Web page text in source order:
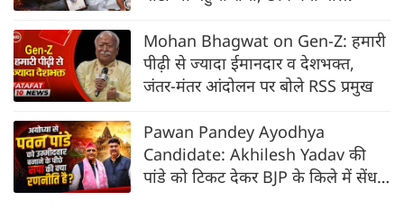
Mohan Bhagwat on Gen-Z: हमारी
पीढ़ी से ज्यादा ईमानदार व देशभक्त,
जंतर-मंतर आंदोलन पर बोले RSS प्रमुख
Pawan Pandey Ayodhya
Candidate: Akhilesh Yadav की
पांडे को टिकट देकर BJP के किले में सेंध